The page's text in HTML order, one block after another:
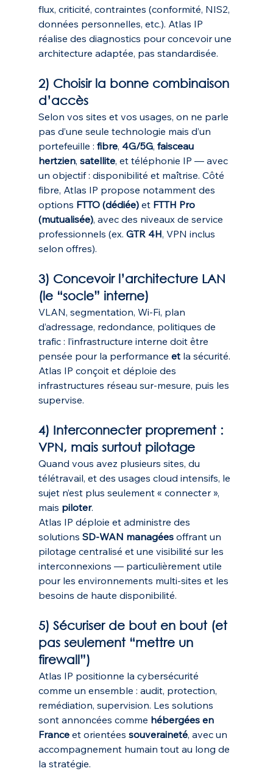
flux, criticité, contraintes (conformité, NIS2,
données personnelles, etc.). Atlas IP
réalise des diagnostics pour concevoir une
architecture adaptée, pas standardisée.
2) Choisir la bonne combinaison
d’accès
Selon vos sites et vos usages, on ne parle
pas d’une seule technologie mais d’un
portefeuille : fibre, 4G/5G, faisceau
hertzien, satellite, et téléphonie IP — avec
un objectif : disponibilité et maîtrise. Côté
fibre, Atlas IP propose notamment des
options FTTO (dédiée) et FTTH Pro
(mutualisée), avec des niveaux de service
professionnels (ex. GTR 4H, VPN inclus
selon offres).
3) Concevoir l’architecture LAN
(le “socle” interne)
VLAN, segmentation, Wi-Fi, plan
d’adressage, redondance, politiques de
trafic : l’infrastructure interne doit être
pensée pour la performance et la sécurité.
Atlas IP conçoit et déploie des
infrastructures réseau sur-mesure, puis les
supervise.
4) Interconnecter proprement :
VPN, mais surtout pilotage
Quand vous avez plusieurs sites, du
télétravail, et des usages cloud intensifs, le
sujet n’est plus seulement « connecter »,
mais piloter.
Atlas IP déploie et administre des
solutions SD-WAN managées offrant un
pilotage centralisé et une visibilité sur les
interconnexions — particulièrement utile
pour les environnements multi-sites et les
besoins de haute disponibilité.
5) Sécuriser de bout en bout (et
pas seulement “mettre un
firewall”)
Atlas IP positionne la cybersécurité
comme un ensemble : audit, protection,
remédiation, supervision. Les solutions
sont annoncées comme hébergées en
France et orientées souveraineté, avec un
accompagnement humain tout au long de
la stratégie.